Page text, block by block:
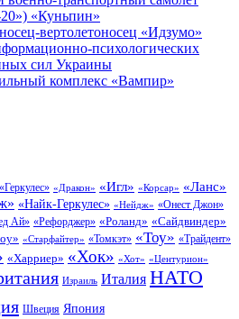
«Куньпин»
вертолетоносец «Идзумо»
психологических
сил Украины
комплекс «Вампир»
«Геркулес» «Дракон» «Игл» «Корсар» «Ланс»
«Найк-Геркулес» «Нейдж» «Онест Джон»
Ай» «Рефорджер» «Роланд» «Сайдвиндер»
«Старфайтер» «Томкэт» «Тоу» «Трайдент»
«Харриер» «Хок» «Хот» «Центурион»
Израиль Италия НАТО
Швеция Япония